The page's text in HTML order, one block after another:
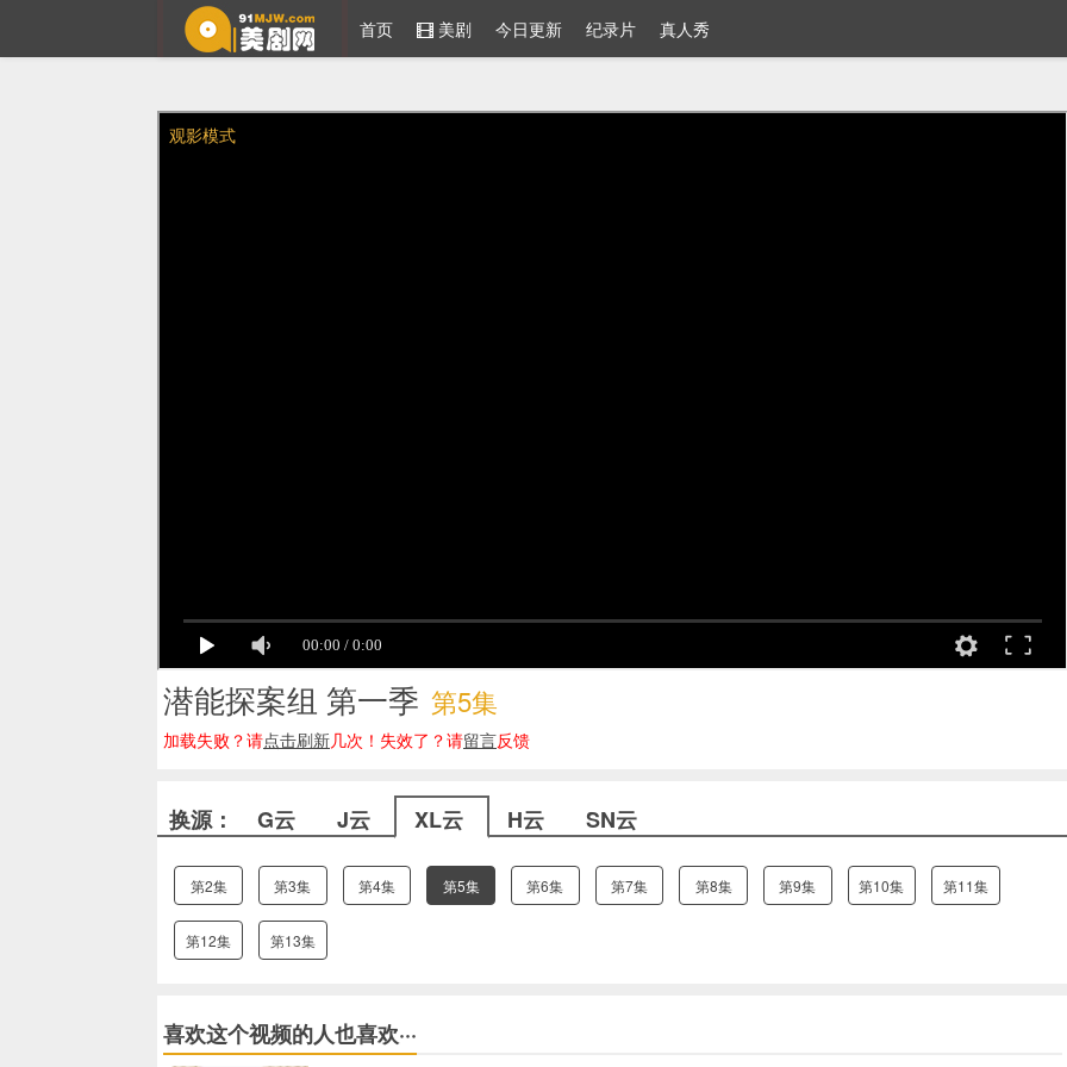
91美剧网
首页 美剧 今日更新 纪录片 真人秀
观影模式
潜能探案组 第一季 第5集
加载失败？请点击刷新几次！失效了？请留言反馈
换源： G云 J云 XL云 H云 SN云
第2集 第3集 第4集 第5集 第6集 第7集 第8集 第9集 第10集 第11集
第12集 第13集
喜欢这个视频的人也喜欢···